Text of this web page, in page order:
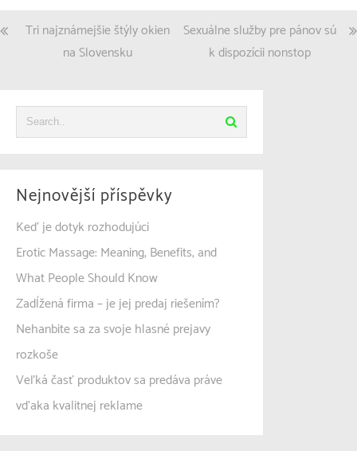
Navigace
Tri najznámejšie štýly okien
na Slovensku
Sexuálne služby pre pánov sú
k dispozícii nonstop
Nejnovější příspěvky
Keď je dotyk rozhodujúci
Erotic Massage: Meaning, Benefits, and
What People Should Know
Zadĺžená firma – je jej predaj riešením?
Nehanbite sa za svoje hlasné prejavy
rozkoše
Veľká časť produktov sa predáva práve
vďaka kvalitnej reklame